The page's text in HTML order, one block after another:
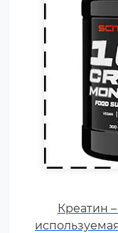
Креатин
витамин